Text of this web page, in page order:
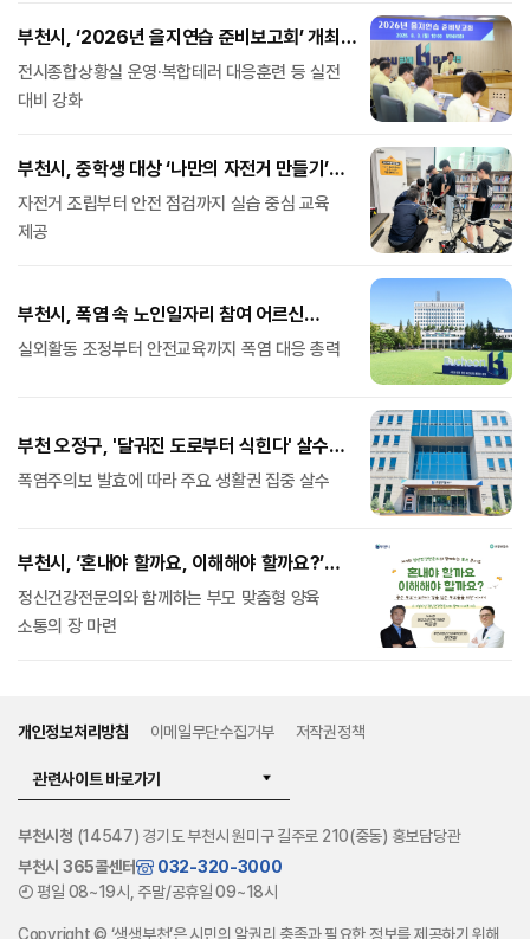
부천시, ‘2026년 을지연습 준비보고회’ 개최…
분야별 추진계획 점검
전시종합상황실 운영·복합테러 대응훈련 등 실전
대비 강화
부천시, 중학생 대상 ‘나만의 자전거 만들기’
특별과정 운영
자전거 조립부터 안전 점검까지 실습 중심 교육
제공
부천시, 폭염 속 노인일자리 참여 어르신
안전관리 강화
실외활동 조정부터 안전교육까지 폭염 대응 총력
부천 오정구, '달궈진 도로부터 식힌다' 살수차
선탑 현장점검
폭염주의보 발효에 따라 주요 생활권 집중 살수
부천시, ‘혼내야 할까요, 이해해야 할까요?’
부모 토크콘서트 개최
정신건강전문의와 함께하는 부모 맞춤형 양육
소통의 장 마련
개인정보처리방침 이메일무단수집거부 저작권정책
관련사이트 바로가기
부천시청 (14547) 경기도 부천시 원미구 길주로 210(중동) 홍보담당관
부천시 365콜센터
032-320-3000
평일 08~19시, 주말/공휴일 09~18시
Copyright © ‘생생부천’은 시민의 알권리 충족과 필요한 정보를 제공하기 위해